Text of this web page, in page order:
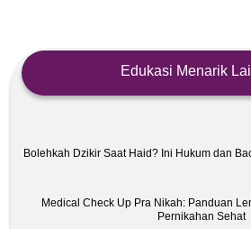
Edukasi Menarik
Bolehkah Dzikir Saat Haid? Ini Hukum dan
Medical Check Up Pra Nikah: Panduan
Pernikahan Sehat